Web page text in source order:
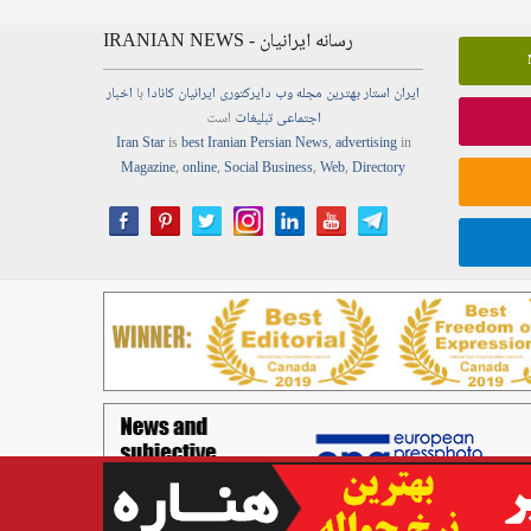
IRANIAN NEWS - رسانه ایرانیان
ایران استاربهترین مجلهوب دایرکتوری ایرانیان کانادابا اخبار
اجتماعی تبلیغات است
Iran Starisbest Iranian PersianNews,advertisingin
Magazine,online,Social Business,Web,Directory
Copyright © Best Iranian Persian Canadian news ads media